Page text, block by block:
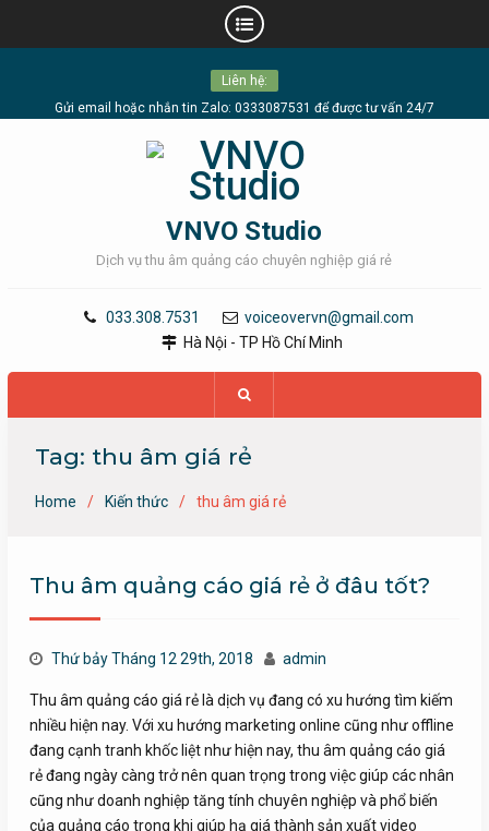
Liên hệ:
Gửi email hoặc nhắn tin Zalo: 0333087531 để được tư vấn 24/7
VNVO Studio
Dịch vụ thu âm quảng cáo chuyên nghiệp giá rẻ
033.308.7531
voiceovervn@gmail.com
Hà Nội - TP Hồ Chí Minh
Tag: thu âm giá rẻ
Home Kiến thức thu âm giá rẻ
Thu âm quảng cáo giá rẻ ở đâu tốt?
Thứ bảy Tháng 12 29th, 2018 admin
Thu âm quảng cáo giá rẻ là dịch vụ đang có xu hướng tìm kiếm
nhiều hiện nay. Với xu hướng marketing online cũng như offline
đang cạnh tranh khốc liệt như hiện nay, thu âm quảng cáo giá
rẻ đang ngày càng trở nên quan trọng trong việc giúp các nhân
cũng như doanh nghiệp tăng tính chuyên nghiệp và phổ biến
của quảng cáo trong khi giúp hạ giá thành sản xuất video